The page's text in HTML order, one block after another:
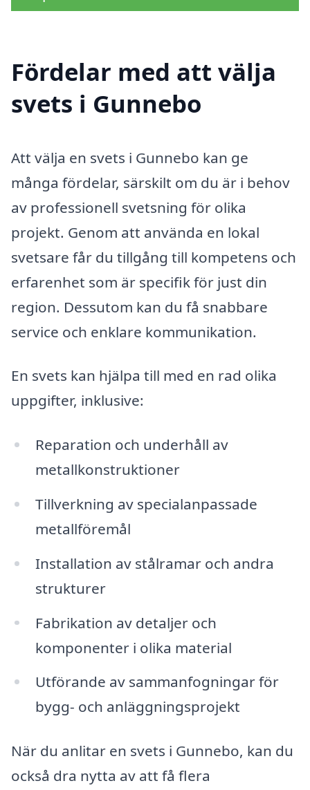
Fördelar med att välja
svets i Gunnebo
Att välja en svets i Gunnebo kan ge
många fördelar, särskilt om du är i behov
av professionell svetsning för olika
projekt. Genom att använda en lokal
svetsare får du tillgång till kompetens och
erfarenhet som är specifik för just din
region. Dessutom kan du få snabbare
service och enklare kommunikation.
En svets kan hjälpa till med en rad olika
uppgifter, inklusive:
Reparation och underhåll av
metallkonstruktioner
Tillverkning av specialanpassade
metallföremål
Installation av stålramar och andra
strukturer
Fabrikation av detaljer och
komponenter i olika material
Utförande av sammanfogningar för
bygg- och anläggningsprojekt
När du anlitar en svets i Gunnebo, kan du
också dra nytta av att få flera